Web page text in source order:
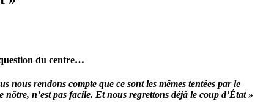
question du centre…
rendons compte que ce sont les mêmes tentées par le
n’est pas facile. Et nous regrettons déjà le coup d’État »